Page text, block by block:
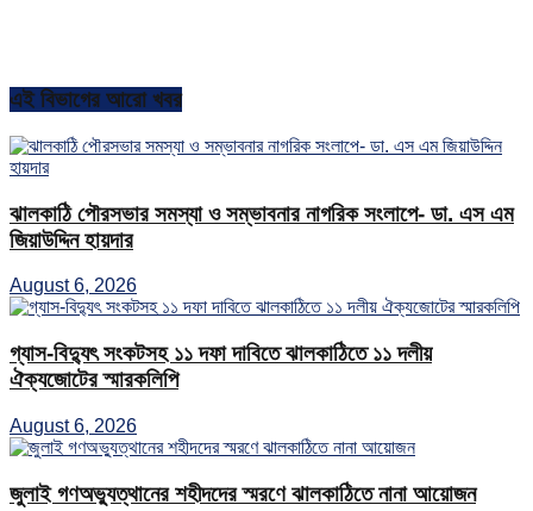
এই বিভাগের আরো খবর
ঝালকাঠি পৌরসভার সমস্যা ও সম্ভাবনার নাগরিক সংলাপে- ডা. এস এম
জিয়াউদ্দিন হায়দার
August 6, 2026
গ্যাস-বিদ্যুৎ সংকটসহ ১১ দফা দাবিতে ঝালকাঠিতে ১১ দলীয়
ঐক্যজোটের স্মারকলিপি
August 6, 2026
জুলাই গণঅভ্যুত্থানের শহীদদের স্মরণে ঝালকাঠিতে নানা আয়োজন